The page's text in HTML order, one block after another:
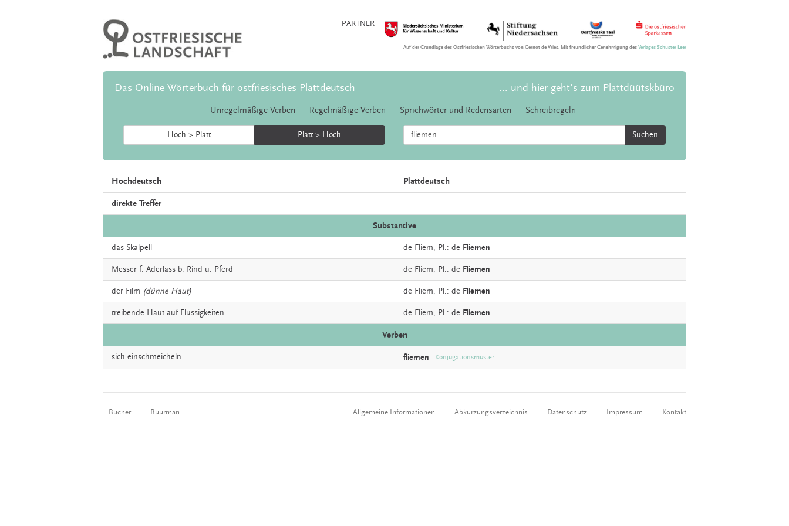
PARTNER
Auf der Grundlage des Ostfriesischen Wörterbuchs von Gernot de Vries. Mit freundlicher Genehmigung desVerlages Schuster Leer
Das Online-Wörterbuch für ostfriesisches Plattdeutsch ... und hier geht's zum Plattdüütskbüro
Unregelmäßige Verben Regelmäßige Verben Sprichwörter und Redensarten Schreibregeln
Hoch > Platt Platt > Hoch Suchen
Hochdeutsch Plattdeutsch
direkte Treffer
Substantive
das Skalpell de Fliem, Pl.: de Fliemen
Messer f. Aderlass b. Rind u. Pferd de Fliem, Pl.: de Fliemen
der Film (dünne Haut) de Fliem, Pl.: de Fliemen
treibende Haut auf Flüssigkeiten de Fliem, Pl.: de Fliemen
Verben
sich einschmeicheln fliemen Konjugationsmuster
Bücher Buurman Allgemeine Informationen Abkürzungsverzeichnis Datenschutz Impressum Kontakt